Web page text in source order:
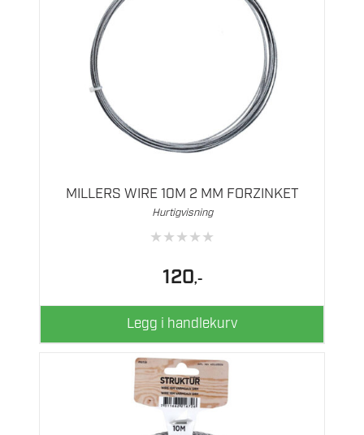
MILLERS WIRE 10M 2 MM FORZINKET
Hurtigvisning
★★★★★
120,-
Legg i handlekurv